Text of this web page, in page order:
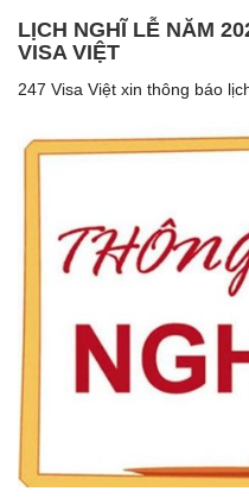
LỊCH NGHĨ LỄ NĂM
VISA VIỆT
247 Visa Việt xin thông báo